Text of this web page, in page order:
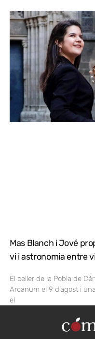
Mas Blanch i Jové
vi i astronomia entre
El celler de la Pobla de
Arcanum el 9 d’agost i
el